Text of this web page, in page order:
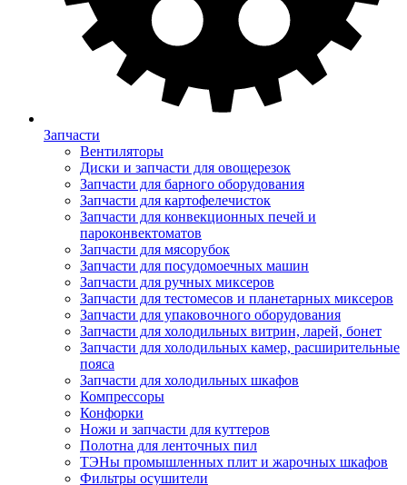
Запчасти
Вентиляторы
Диски и запчасти для овощерезок
Запчасти для барного оборудования
Запчасти для картофелечисток
Запчасти для конвекционных печей и
пароконвектоматов
Запчасти для мясорубок
Запчасти для посудомоечных машин
Запчасти для ручных миксеров
Запчасти для тестомесов и планетарных миксеров
Запчасти для упаковочного оборудования
Запчасти для холодильных витрин, ларей, бонет
Запчасти для холодильных камер, расширительные
пояса
Запчасти для холодильных шкафов
Компрессоры
Конфорки
Ножи и запчасти для куттеров
Полотна для ленточных пил
ТЭНы промышленных плит и жарочных шкафов
Фильтры осушители